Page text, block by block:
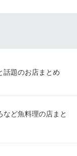
話題のお店まとめ
など魚料理の店まと